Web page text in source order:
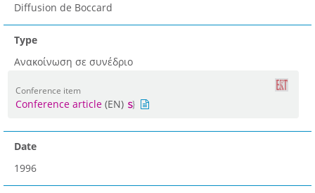
Diffusion de Boccard
Type
Ανακοίνωση σε συνέδριο
Conference item
Conference article (EN)
Date
1996